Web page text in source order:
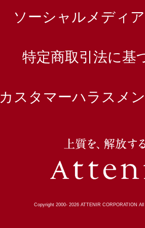
ソーシャルメディ
特定商取引法に基
カスタマーハラスメ
Copyright 2000- 2026ATTENIR CORPORATION